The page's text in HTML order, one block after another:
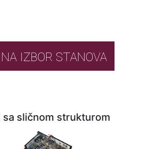
NAZAD NA IZBOR STANOVA
sa sličnom strukturom